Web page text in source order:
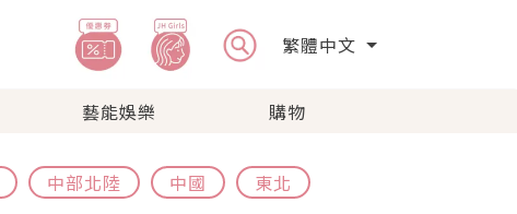
繁體中文
藝能娛樂 購物
中部北陸 中國 東北